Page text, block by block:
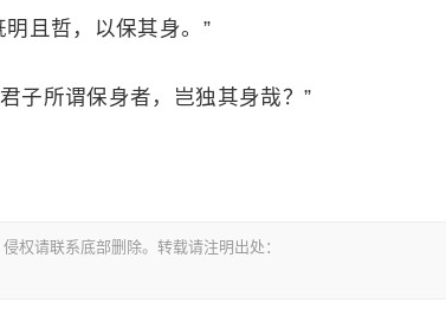
且哲，以保其身。”
子所谓保身者，岂独其身哉？”
权请联系底部删除。转载请注明出处：